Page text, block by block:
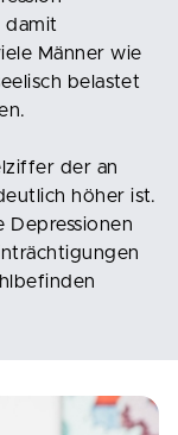
damit
Männer wie
belastet
der an
höher ist.
Depressionen